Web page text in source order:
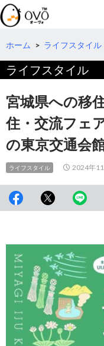
検
索
コ
テ
ツ
へ
移
ホーム > ライフスタイル
ライフスタイル
宮城県への移
住・交流フェ
の東京交通会
ライフスタイル 2024年